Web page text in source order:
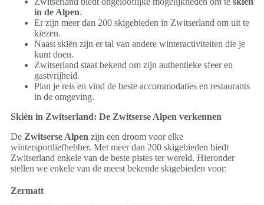
in de Alpen.
Er zijn meer dan 200 skigebieden in Zwitserland om uit te
kiezen.
Naast skiën zijn er tal van andere winteractiviteiten die je
kunt doen.
Zwitserland staat bekend om zijn authentieke sfeer en
gastvrijheid.
Plan je reis en vind de beste accommodaties en restaurants
in de omgeving.
Skiën in Zwitserland: De Zwitserse Alpen verkennen
De Zwitserse Alpen zijn een droom voor elke
wintersportliefhebber. Met meer dan 200 skigebieden biedt
Zwitserland enkele van de beste pistes ter wereld. Hieronder
stellen we enkele van de meest bekende skigebieden voor:
Zermatt